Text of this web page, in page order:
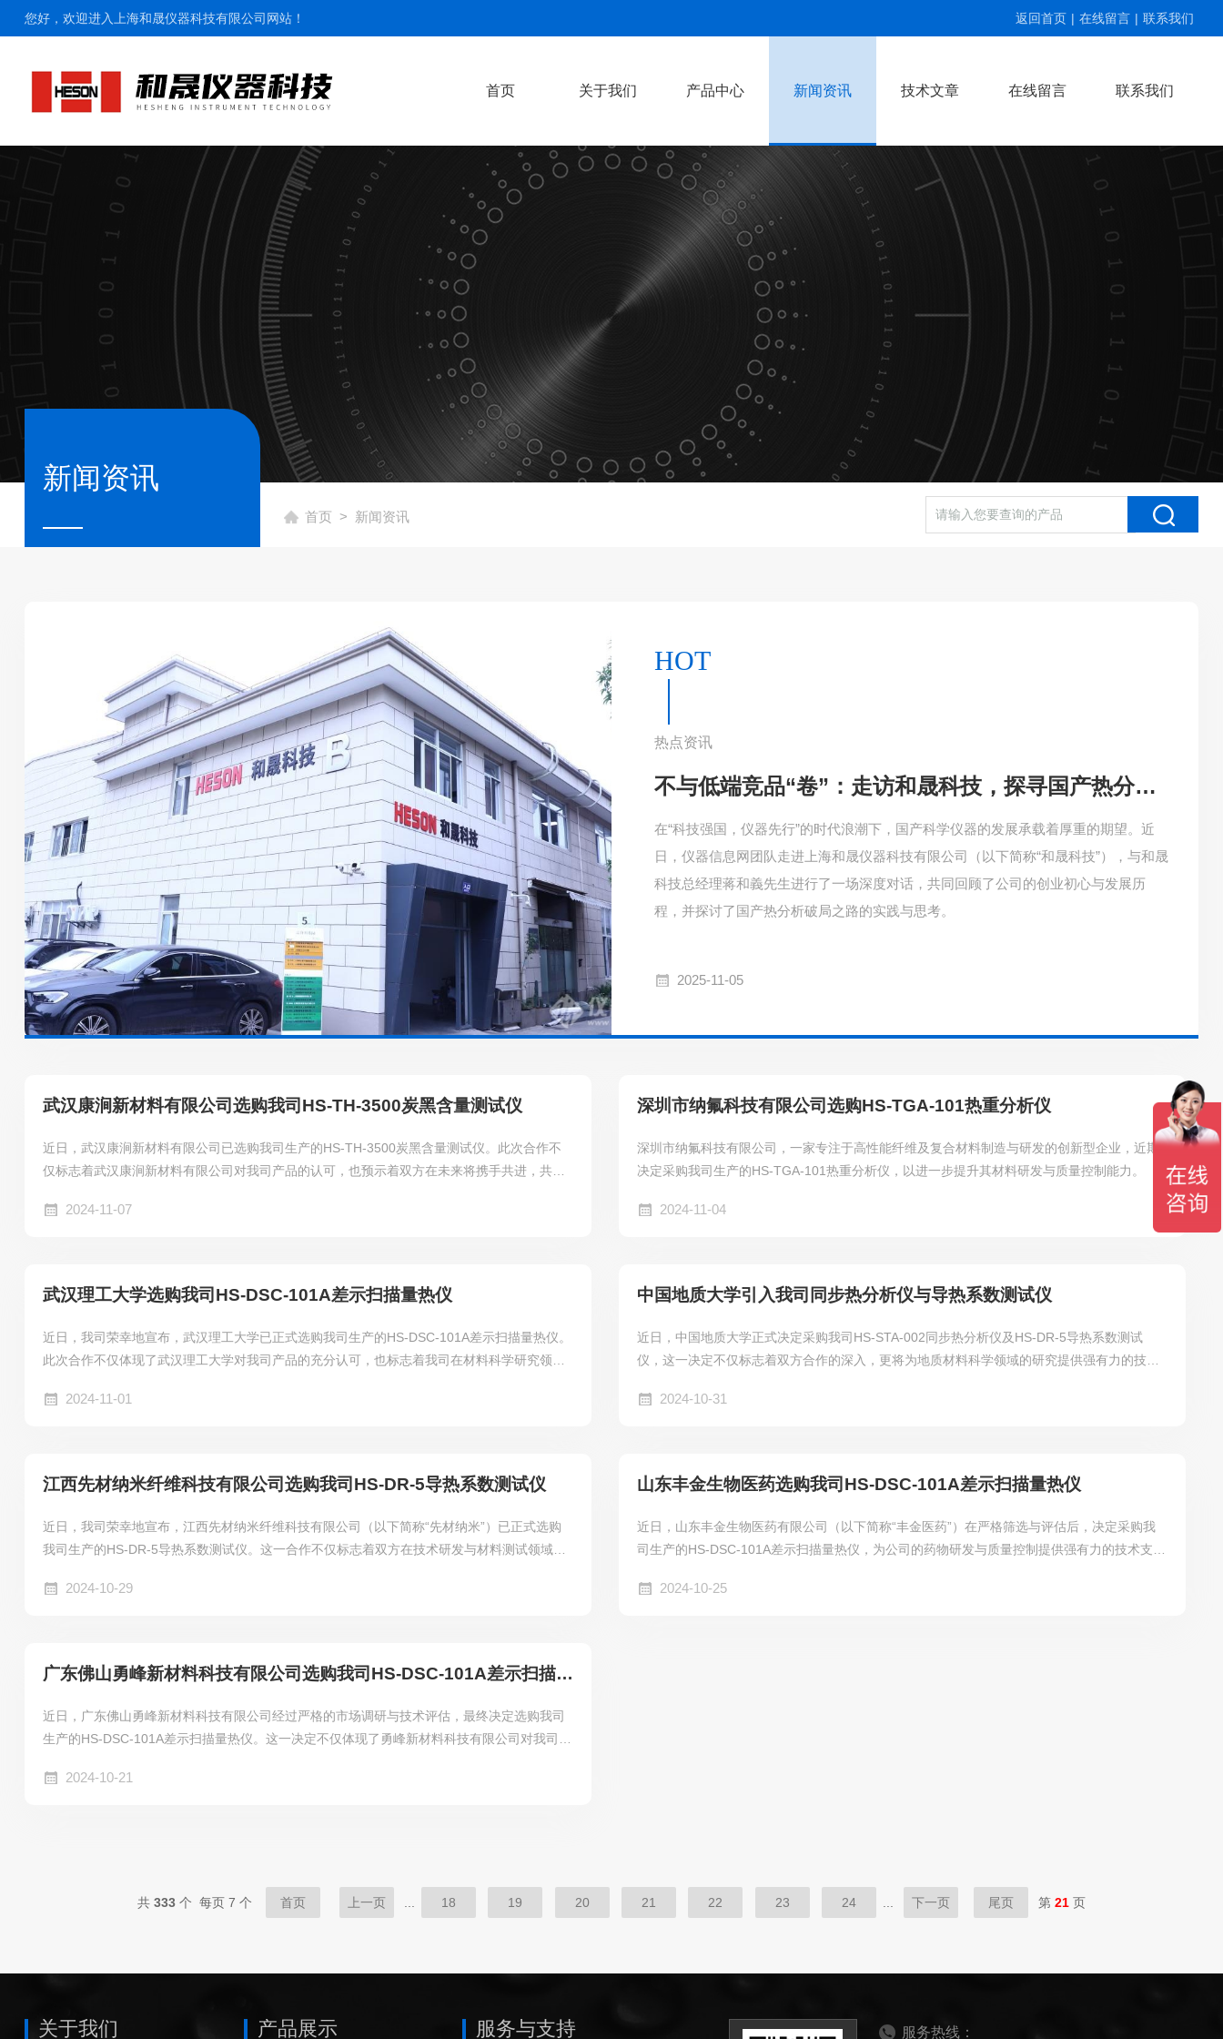
您好，欢迎进入上海和晟仪器科技有限公司网站！ 返回首页 | 在线留言 | 联系我们
首页 关于我们 产品中心 新闻资讯 技术文章 在线留言 联系我们
新闻资讯
首页 > 新闻资讯
HOT
热点资讯
不与低端竞品“卷”：走访和晟科技，探寻国产热分析如何行稳致远
在“科技强国，仪器先行”的时代浪潮下，国产科学仪器的发展承载着厚重的期望。近
日，仪器信息网团队走进上海和晟仪器科技有限公司（以下简称“和晟科技”），与和晟
科技总经理蒋和義先生进行了一场深度对话，共同回顾了公司的创业初心与发展历
程，并探讨了国产热分析破局之路的实践与思考。
2025-11-05
武汉康涧新材料有限公司选购我司HS-TH-3500炭黑含量测试仪
近日，武汉康涧新材料有限公司已选购我司生产的HS-TH-3500炭黑含量测试仪。此次合作不
仅标志着武汉康涧新材料有限公司对我司产品的认可，也预示着双方在未来将携手共进，共同
2024-11-07
深圳市纳氟科技有限公司选购HS-TGA-101热重分析仪
深圳市纳氟科技有限公司，一家专注于高性能纤维及复合材料制造与研发的创新型企业，近期
决定采购我司生产的HS-TGA-101热重分析仪，以进一步提升其材料研发与质量控制能力。
2024-11-04
武汉理工大学选购我司HS-DSC-101A差示扫描量热仪
近日，我司荣幸地宣布，武汉理工大学已正式选购我司生产的HS-DSC-101A差示扫描量热仪。
此次合作不仅体现了武汉理工大学对我司产品的充分认可，也标志着我司在材料科学研究领域
2024-11-01
中国地质大学引入我司同步热分析仪与导热系数测试仪
近日，中国地质大学正式决定采购我司HS-STA-002同步热分析仪及HS-DR-5导热系数测试
仪，这一决定不仅标志着双方合作的深入，更将为地质材料科学领域的研究提供强有力的技术
2024-10-31
江西先材纳米纤维科技有限公司选购我司HS-DR-5导热系数测试仪
近日，我司荣幸地宣布，江西先材纳米纤维科技有限公司（以下简称“先材纳米”）已正式选购
我司生产的HS-DR-5导热系数测试仪。这一合作不仅标志着双方在技术研发与材料测试领域的
2024-10-29
山东丰金生物医药选购我司HS-DSC-101A差示扫描量热仪
近日，山东丰金生物医药有限公司（以下简称“丰金医药”）在严格筛选与评估后，决定采购我
司生产的HS-DSC-101A差示扫描量热仪，为公司的药物研发与质量控制提供强有力的技术支
2024-10-25
广东佛山勇峰新材料科技有限公司选购我司HS-DSC-101A差示扫描量热仪
近日，广东佛山勇峰新材料科技有限公司经过严格的市场调研与技术评估，最终决定选购我司
生产的HS-DSC-101A差示扫描量热仪。这一决定不仅体现了勇峰新材料科技有限公司对我司产
2024-10-21
共333 个 每页 7 个 首页 上一页 18 19 20 21 22 23 24 下一页 尾页 第 21页
关于我们 产品展示 服务与支持 服务热线：